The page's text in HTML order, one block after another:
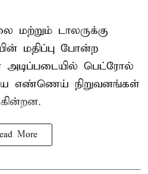
டாலருக்கு
மதிப்பு போன்ற
அடிப்படையில் பெட்ரோல்
எண்ணெய் நிறுவனங்கள்
More